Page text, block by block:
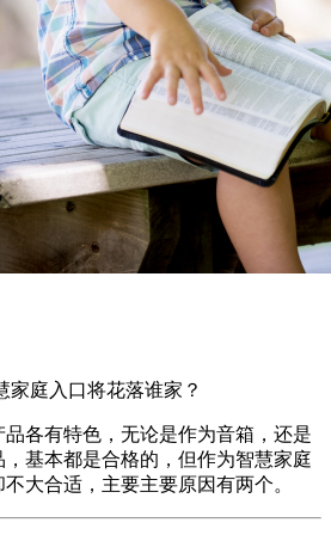
家庭入口将花落谁家？
品各有特色，无论是作为音箱，还是
基本都是合格的，但作为智慧家庭
大合适，主要主要原因有两个。